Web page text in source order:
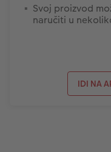
Svoj proizvod
naručiti u
IDI NA